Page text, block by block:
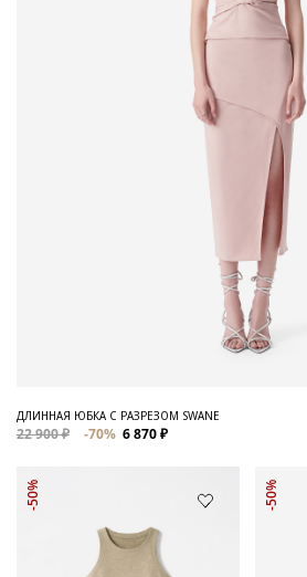
ДЛИННАЯ ЮБКА С РАЗРЕЗОМ SWANE
22 900 ₽ -70% 6 870 ₽
-50% -50%